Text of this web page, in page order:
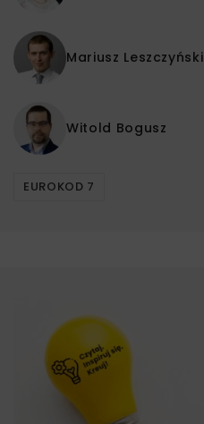
Mariusz Leszczyński
Witold Bogusz
EUROKOD 7